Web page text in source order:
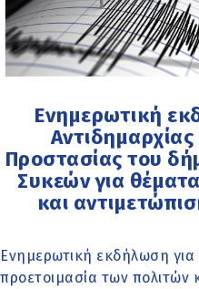
Ενημερωτική
Αντιδημαρχίας
Προστασίας του
Συκεών για
και
Ενημερωτική εκδήλωση για
προετοιμασία των πολιτών